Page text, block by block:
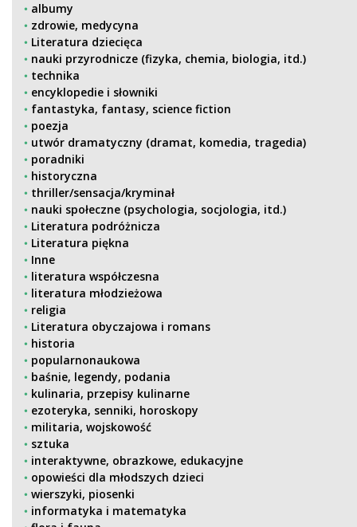
albumy
zdrowie, medycyna
Literatura dziecięca
nauki przyrodnicze (fizyka, chemia, biologia, itd.)
technika
encyklopedie i słowniki
fantastyka, fantasy, science fiction
poezja
utwór dramatyczny (dramat, komedia, tragedia)
poradniki
historyczna
thriller/sensacja/kryminał
nauki społeczne (psychologia, socjologia, itd.)
Literatura podróżnicza
Literatura piękna
Inne
literatura współczesna
literatura młodzieżowa
religia
Literatura obyczajowa i romans
historia
popularnonaukowa
baśnie, legendy, podania
kulinaria, przepisy kulinarne
ezoteryka, senniki, horoskopy
militaria, wojskowość
sztuka
interaktywne, obrazkowe, edukacyjne
opowieści dla młodszych dzieci
wierszyki, piosenki
informatyka i matematyka